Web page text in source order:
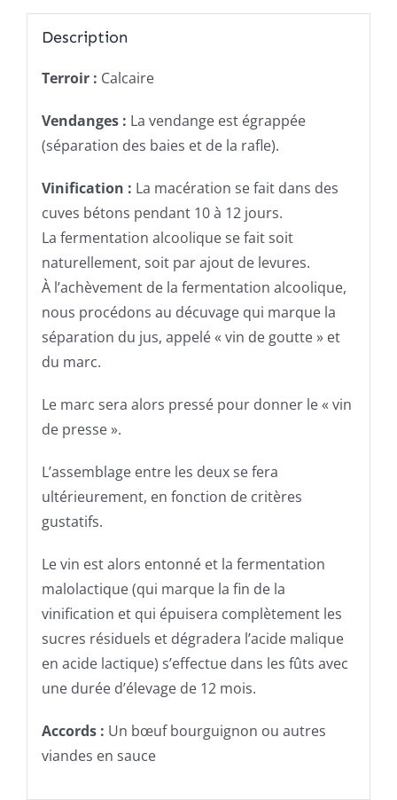
Description
Terroir : Calcaire
Vendanges : La vendange est égrappée
(séparation des baies et de la rafle).
Vinification : La macération se fait dans des
cuves bétons pendant 10 à 12 jours.
La fermentation alcoolique se fait soit
naturellement, soit par ajout de levures.
À l’achèvement de la fermentation alcoolique,
nous procédons au décuvage qui marque la
séparation du jus, appelé « vin de goutte » et
du marc.
Le marc sera alors pressé pour donner le « vin
de presse ».
L’assemblage entre les deux se fera
ultérieurement, en fonction de critères
gustatifs.
Le vin est alors entonné et la fermentation
malolactique (qui marque la fin de la
vinification et qui épuisera complètement les
sucres résiduels et dégradera l’acide malique
en acide lactique) s’effectue dans les fûts avec
une durée d’élevage de 12 mois.
Accords : Un bœuf bourguignon ou autres
viandes en sauce